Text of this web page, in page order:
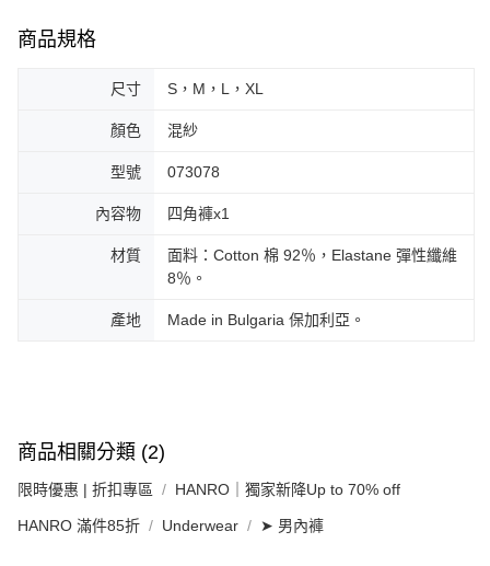
商品規格
尺寸 S，M，L，XL
顏色 混紗
型號 073078
內容物 四角褲x1
材質
面料：Cotton 棉 92％，Elastane 彈性纖維
8％。
產地 Made in Bulgaria 保加利亞。
商品相關分類 (2)
限時優惠 | 折扣專區 HANRO｜獨家新降Up to 70% off
HANRO 滿件85折 Underwear ➤ 男內褲